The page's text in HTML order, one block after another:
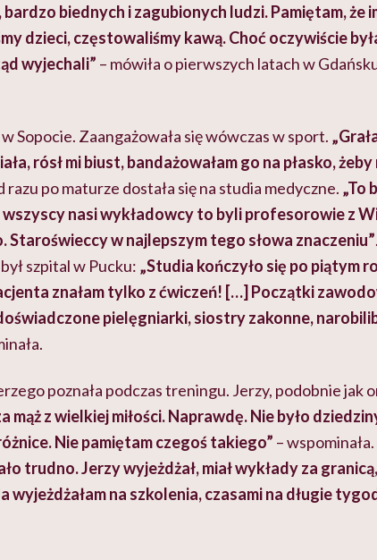
biednych i zagubionych ludzi. Pamiętam, że
dzieci, częstowaliśmy kawą. Choć oczywiście
wyjechali” – mówiła o pierwszych latach w
Sopocie. Zaangażowała się wówczas w sport.
rósł mi biust, bandażowałam go na płasko, żeby
razu po maturze dostała się na studia medyczne. „To
nasi wykładowcy to byli profesorowie z
w najlepszym tego słowa znaczeniu”
szpital w Pucku: „Studia kończyło się po piątym
znałam tylko z ćwiczeń! […] Początki
pielęgniarki, siostry zakonne,
poznała podczas treningu. Jerzy, podobnie jak
mąż z wielkiej miłości. Naprawdę. Nie było
Nie pamiętam czegoś takiego” –
trudno. Jerzy wyjeżdżał, miał wykłady za
wyjeżdżałam na szkolenia, czasami na długie